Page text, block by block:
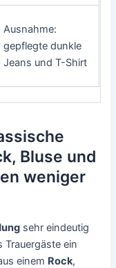
Ausnahme:
gepflegte dunkle
Jeans und T-Shirt
Bluse und
weniger
sehr eindeutig
Trauergäste ein
einem Rock,